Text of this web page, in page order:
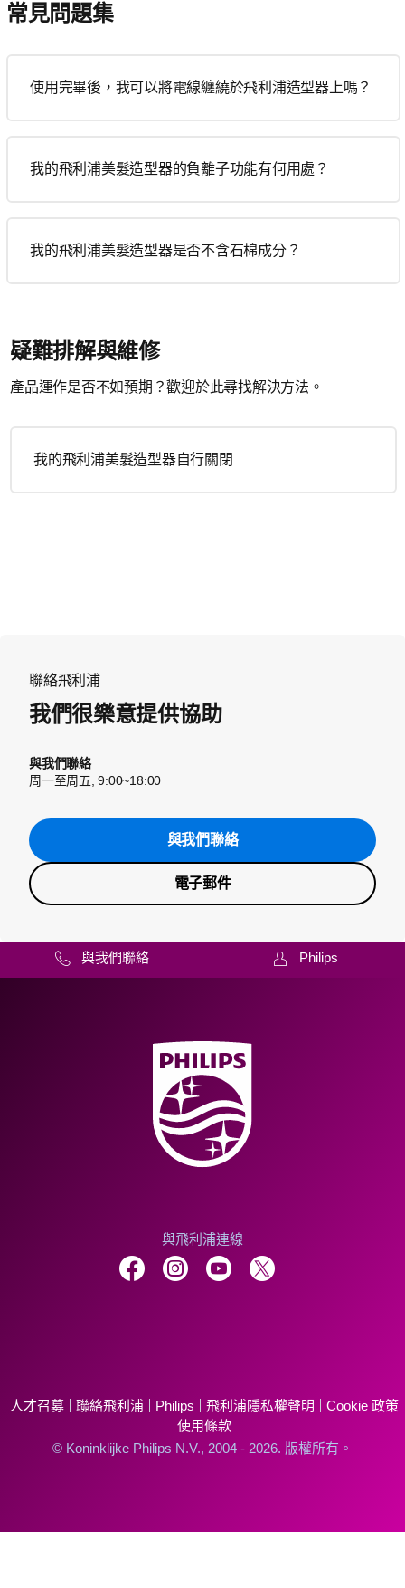
常見問題集
使用完畢後，我可以將電線纏繞於飛利浦造型器上嗎？
我的飛利浦美髮造型器的負離子功能有何用處？
我的飛利浦美髮造型器是否不含石棉成分？
疑難排解與維修
產品運作是否不如預期？歡迎於此尋找解決方法。
我的飛利浦美髮造型器自行關閉
聯絡飛利浦
我們很樂意提供協助
與我們聯絡
周一至周五, 9:00~18:00
與我們聯絡
電子郵件
與我們聯絡 Philips
與飛利浦連線
人才召募 聯絡飛利浦 Philips 飛利浦隱私權聲明
Cookie 政策
使用條款
© Koninklijke Philips N.V., 2004 - 2026. 版權所有。